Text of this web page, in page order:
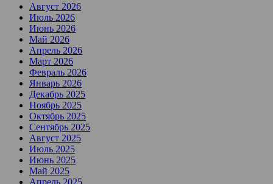
Август 2026
Июль 2026
Июнь 2026
Май 2026
Апрель 2026
Март 2026
Февраль 2026
Январь 2026
Декабрь 2025
Ноябрь 2025
Октябрь 2025
Сентябрь 2025
Август 2025
Июль 2025
Июнь 2025
Май 2025
Апрель 2025